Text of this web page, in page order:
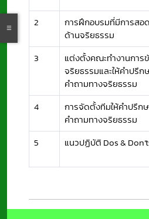
2
การฝึกอบรมที่มีการสอ
ด้านจริยธรรม
3
แต่งตั้งคณะทำงานการ
จริยธรรมและให้คำปรึก
คำถามทางจริยธรรม
4
การจัดตั้งทีมให้คำปรึก
คำถามทางจริยธรรม
5
แนวปฏิบัติ Dos &